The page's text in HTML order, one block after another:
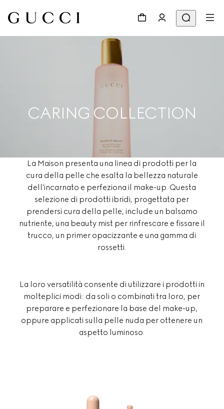
CARING COLLECTION
La Maison presenta una linea di prodotti per la
cura della pelle che esalta la bellezza naturale
dell'incarnato e perfeziona il make-up. Questa
selezione di prodotti ibridi, progettata per
prendersi cura della pelle, include un balsamo
nutriente, una beauty mist per rinfrescare e fissare il
trucco, un primer opacizzante e una gamma di
rossetti.
La loro versatilità consente di utilizzare i prodotti in
molteplici modi: da soli o combinati tra loro, per
preparare e perfezionare la base del make-up,
oppure applicati sulla pelle nuda per ottenere un
aspetto luminoso.